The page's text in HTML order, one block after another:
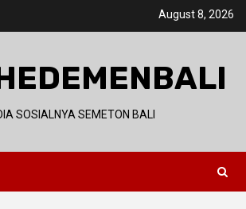
August 8, 2026
SOSIALNYA SEMETON BALI